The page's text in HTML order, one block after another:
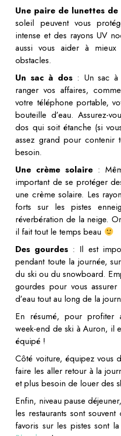
Une paire de lunettes
soleil peuvent vous
intense et des rayons UV
aussi vous aider à
obstacles.
Un sac à dos: Un sac à
ranger vos affaires,
votre téléphone portable,
bouteille d’eau. Assurez-
dos qui soit étanche (si
assez grand pour contenir
besoin.
Une crème solaire :
important de se protéger
une crème solaire. Les
forts sur les pistes
réverbération de la neige.
il fait tout le temps beau
Des gourdes : Il est
pendant toute la journée,
du ski ou du snowboard.
gourdes pour vous
d’eau tout au long de la
En résumé, pour profiter
week-end de ski à Auron, il
équipé !
Côté voiture, équipez vous
faire les aller retour à la
et plus besoin de louer des
Enfin, niveau pause
les restaurants sont
favoris sur les pistes sont